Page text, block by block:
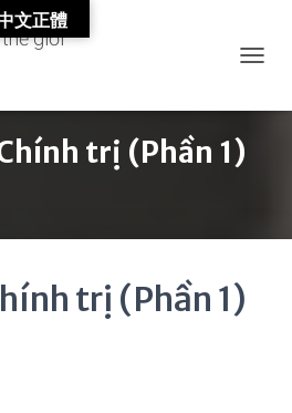
giới
G
V
trị (Phần 1)
trị (Phần 1)
文正體